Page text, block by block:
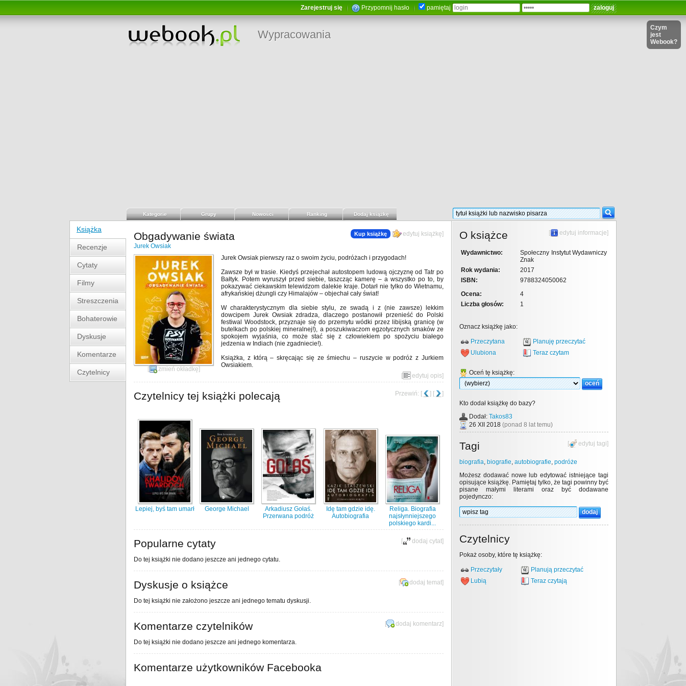
Zarejestruj się Przypomnij hasło pamiętaj
Wypracowania
Czym
jest
Webook?
Kategorie Grupy Nowości Ranking Dodaj książkę
Książka
Recenzje
Cytaty
Filmy
Streszczenia
Bohaterowie
Dyskusje
Komentarze
Czytelnicy
Kup książkę [ edytuj książkę]
Obgadywanie świata
Jurek Owsiak
[ zmień okładkę]
Jurek Owsiak pierwszy raz o swoim życiu, podróżach i przygodach!
Zawsze był w trasie. Kiedyś przejechał autostopem ludową ojczyznę od Tatr po
Bałtyk. Potem wyruszył przed siebie, taszcząc kamerę – a wszystko po to, by
pokazywać ciekawskim telewidzom dalekie kraje. Dotarł nie tylko do Wietnamu,
afrykańskiej dżungli czy Himalajów – objechał cały świat!
W charakterystycznym dla siebie stylu, ze swadą i z (nie zawsze) lekkim
dowcipem Jurek Owsiak zdradza, dlaczego postanowił przenieść do Polski
festiwal Woodstock, przyznaje się do przemytu wódki przez libijską granicę (w
butelkach po polskiej mineralnej!), a poszukiwaczom egzotycznych smaków ze
spokojem wyjaśnia, co może stać się z człowiekiem po spożyciu białego
jedzenia w Indiach (nie zgadniecie!).
Książka, z którą – skręcając się ze śmiechu – ruszycie w podróż z Jurkiem
Owsiakiem.
[
edytuj opis]
Przewiń: [ ] [ ]
Czytelnicy tej książki polecają
Lepiej, byś tam umarł George Michael
Arkadiusz Gołaś.
Przerwana podróż
Idę tam gdzie idę.
Autobiografia
Religa. Biografia
najsłynniejszego
polskiego kardi...
[ dodaj cytat]
Popularne cytaty
Do tej książki nie dodano jeszcze ani jednego cytatu.
[ dodaj temat]
Dyskusje o książce
Do tej książki nie założono jeszcze ani jednego tematu dyskusji.
[ dodaj komentarz]
Komentarze czytelników
Do tej książki nie dodano jeszcze ani jednego komentarza.
Komentarze użytkowników Facebooka
[ edytuj informacje]
O książce
Wydawnictwo:
Społeczny Instytut Wydawniczy
Znak
Rok wydania:
2017
ISBN:
9788324050062
Ocena:
4
Liczba głosów:
1
Oznacz książkę jako:
Przeczytana
Planuję przeczytać
Ulubiona
Teraz czytam
Oceń tę książkę:
Kto dodał książkę do bazy?
Dodał: Takos83
26 XII 2018 (ponad 8 lat temu)
[ edytuj tagi]
Tagi
biografia, biografie, autobiografie, podróże
Możesz dodawać nowe lub edytować istniejące tagi
opisujące książkę. Pamiętaj tylko, że tagi powinny być
pisane małymi literami oraz być dodawane
pojedynczo:
Czytelnicy
Pokaż osoby, które tę książkę:
Przeczytały
Planują przeczytać
Lubią
Teraz czytają